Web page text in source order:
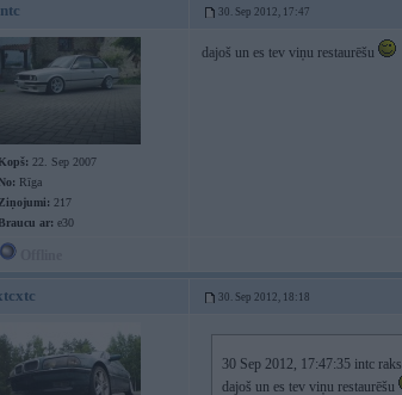
30. Sep 2012, 17:47
Kopš: 22. Sep 2007
No: Rīga
Ziņojumi: 217
Braucu ar: e30
dajoš un es tev viņu restaurēšu
30. Sep 2012, 18:18
30 Sep 2012, 17:47:35 intc
dajoš un es tev viņu restaurēšu